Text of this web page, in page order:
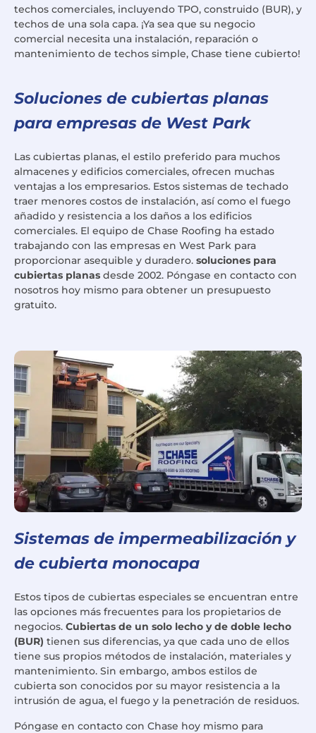
techos comerciales, incluyendo TPO, construido (BUR), y
techos de una sola capa. ¡Ya sea que su negocio
comercial necesita una instalación, reparación o
mantenimiento de techos simple, Chase tiene cubierto!
Soluciones de cubiertas planas
para empresas de West Park
Las cubiertas planas, el estilo preferido para muchos
almacenes y edificios comerciales, ofrecen muchas
ventajas a los empresarios. Estos sistemas de techado
traer menores costos de instalación, así como el fuego
añadido y resistencia a los daños a los edificios
comerciales. El equipo de Chase Roofing ha estado
trabajando con las empresas en West Park para
proporcionar asequible y duradero. soluciones para
cubiertas planas desde 2002. Póngase en contacto con
nosotros hoy mismo para obtener un presupuesto
gratuito.
Sistemas de impermeabilización y
de cubierta monocapa
Estos tipos de cubiertas especiales se encuentran entre
las opciones más frecuentes para los propietarios de
negocios. Cubiertas de un solo lecho y de doble lecho
(BUR) tienen sus diferencias, ya que cada uno de ellos
tiene sus propios métodos de instalación, materiales y
mantenimiento. Sin embargo, ambos estilos de
cubierta son conocidos por su mayor resistencia a la
intrusión de agua, el fuego y la penetración de residuos.
Póngase en contacto con Chase hoy mismo para